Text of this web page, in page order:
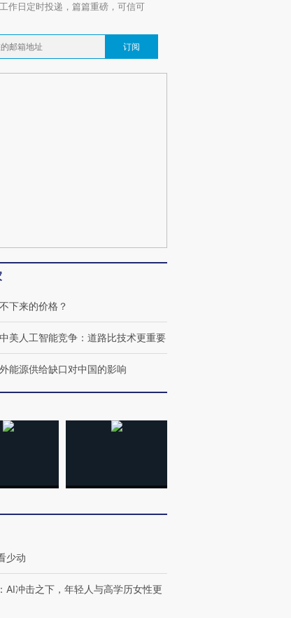
链博
接产
【特别呈现】寻找100种
有意思的生活方式·第三对
CFO：不靠规模取胜，华
住三大增长引擎是什么？
作日定时投递，篇篇重磅，可信可
订阅
下来的价格？
中美人工智能竞争：道路比技术更重要
能源供给缺口对中国的影响
少动
： AI冲击之下，年轻人与高学历女性更